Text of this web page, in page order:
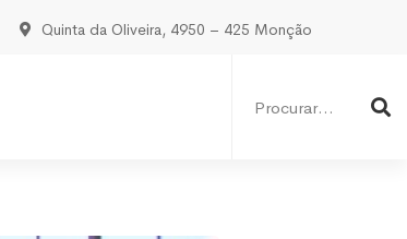
Quinta da Oliveira, 4950 – 425 Monção